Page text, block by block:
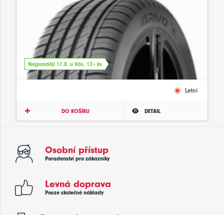
Nejpozději 17.8. u Vás, 12+ ks
Letní
DO KOŠÍKU DETAIL
Osobní přístup
Poradenství pro zákazníky
Levná doprava
Pouze skutečné náklady